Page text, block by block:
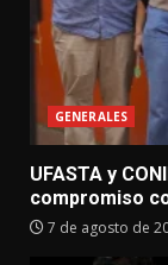
GENERALES
UFASTA y
compromiso
7 de agosto de